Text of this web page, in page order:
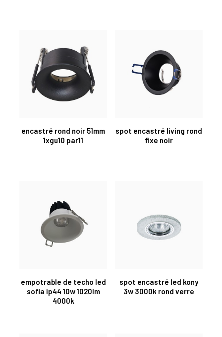
encastré rond noir 51mm
1xgu10 par11
spot encastré living rond
fixe noir
empotrable de techo led
sofia ip44 10w 1020lm
4000k
spot encastré led kony
3w 3000k rond verre